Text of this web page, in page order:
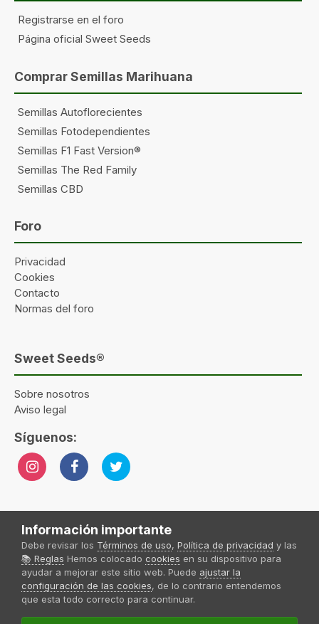
Registrarse en el foro
Página oficial Sweet Seeds
Comprar Semillas Marihuana
Semillas Autoflorecientes
Semillas Fotodependientes
Semillas F1 Fast Version®
Semillas The Red Family
Semillas CBD
Foro
Privacidad
Cookies
Contacto
Normas del foro
Sweet Seeds®
Sobre nosotros
Aviso legal
Síguenos:
Idioma Tema Política de privacidad
Sweet Seeds® 2024
Powered by Invision Community
Forum Sweet Seeds® bySweet Seeds S.L
Información importante
Debe revisar los Términos de uso, Política de privacidad y las
📚 Reglas Hemos colocado cookies en su dispositivo para
ayudar a mejorar este sitio web. Puede ajustar la
configuración de las cookies, de lo contrario entendemos
que esta todo correcto para continuar.